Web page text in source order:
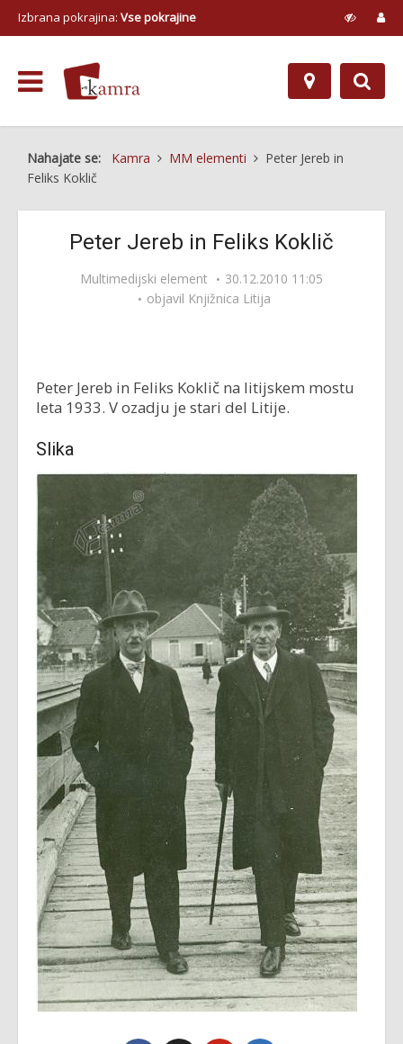
Izbrana pokrajina: Vse pokrajine
Nahajate se: Kamra MM elementi
Peter Jereb in
Feliks Koklič
Peter Jereb in Feliks Koklič
Multimedijski element
30.12.2010 11:05
objavil Knjižnica Litija
Peter Jereb in Feliks Koklič na litijskem mostu
leta 1933. V ozadju je stari del Litije.
Slika